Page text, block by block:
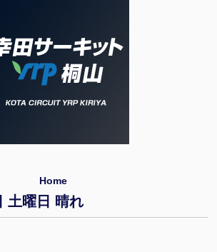
Home
土曜日 晴れ